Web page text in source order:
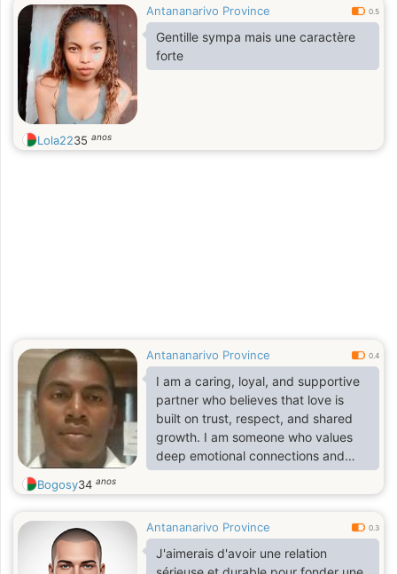
Antananarivo Province 0.5
Gentille sympa mais une caractère
forte
Lola2235 anos
Antananarivo Province 0.4
I am a caring, loyal, and supportive
partner who believes that love is
built on trust, respect, and shared
growth. I am someone who values
deep emotional connections and
open communication, always willing
to listen, understand, and stand by
challenges.
I bring warmth, positivity, and a
Bogosy34 anos
Antananarivo Province 0.3
J'aimerais d'avoir une relation